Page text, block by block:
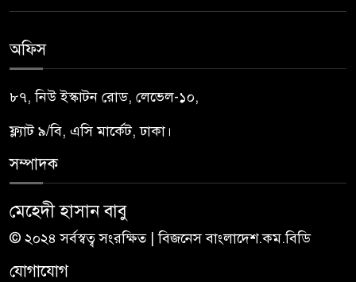
অফিস
৮৭, নিউ ইস্কাটন রোড, লেভেল-১০,
ফ্ল্যাট ৯/বি, এসি মার্কেট, ঢাকা।
সম্পাদক
মেহেদী হাসান বাবু
© ২০২৪ সর্বস্বত্ব সংরক্ষিত | বিজনেস বাংলাদেশ.কম.বিডি
যোগাযোগ